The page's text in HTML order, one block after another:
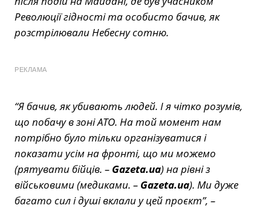
Революції гідності та особисто бачив, як
розстрілювали Небесну сотню.
РЕКЛАМА
“Я бачив, як убивають людей. І я чітко розумів,
що побачу в зоні АТО. На той момент нам
потрібно було тільки організуватися і
показати усім на фронті, що ми можемо
(рятувати бійців. – Gazeta.ua) на рівні з
військовими (медиками. – Gazeta.ua). Ми дуже
багато сил і душі вклали у цей проєкт”, –